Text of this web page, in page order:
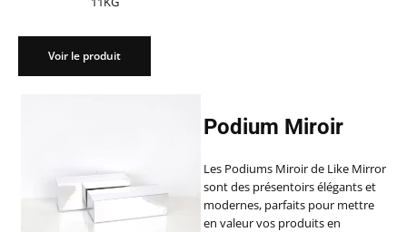
Voir le produit
Podium Miroir
Les Podiums Miroir de Like Mirror
sont des présentoirs élégants et
modernes, parfaits pour mettre
en valeur vos produits en